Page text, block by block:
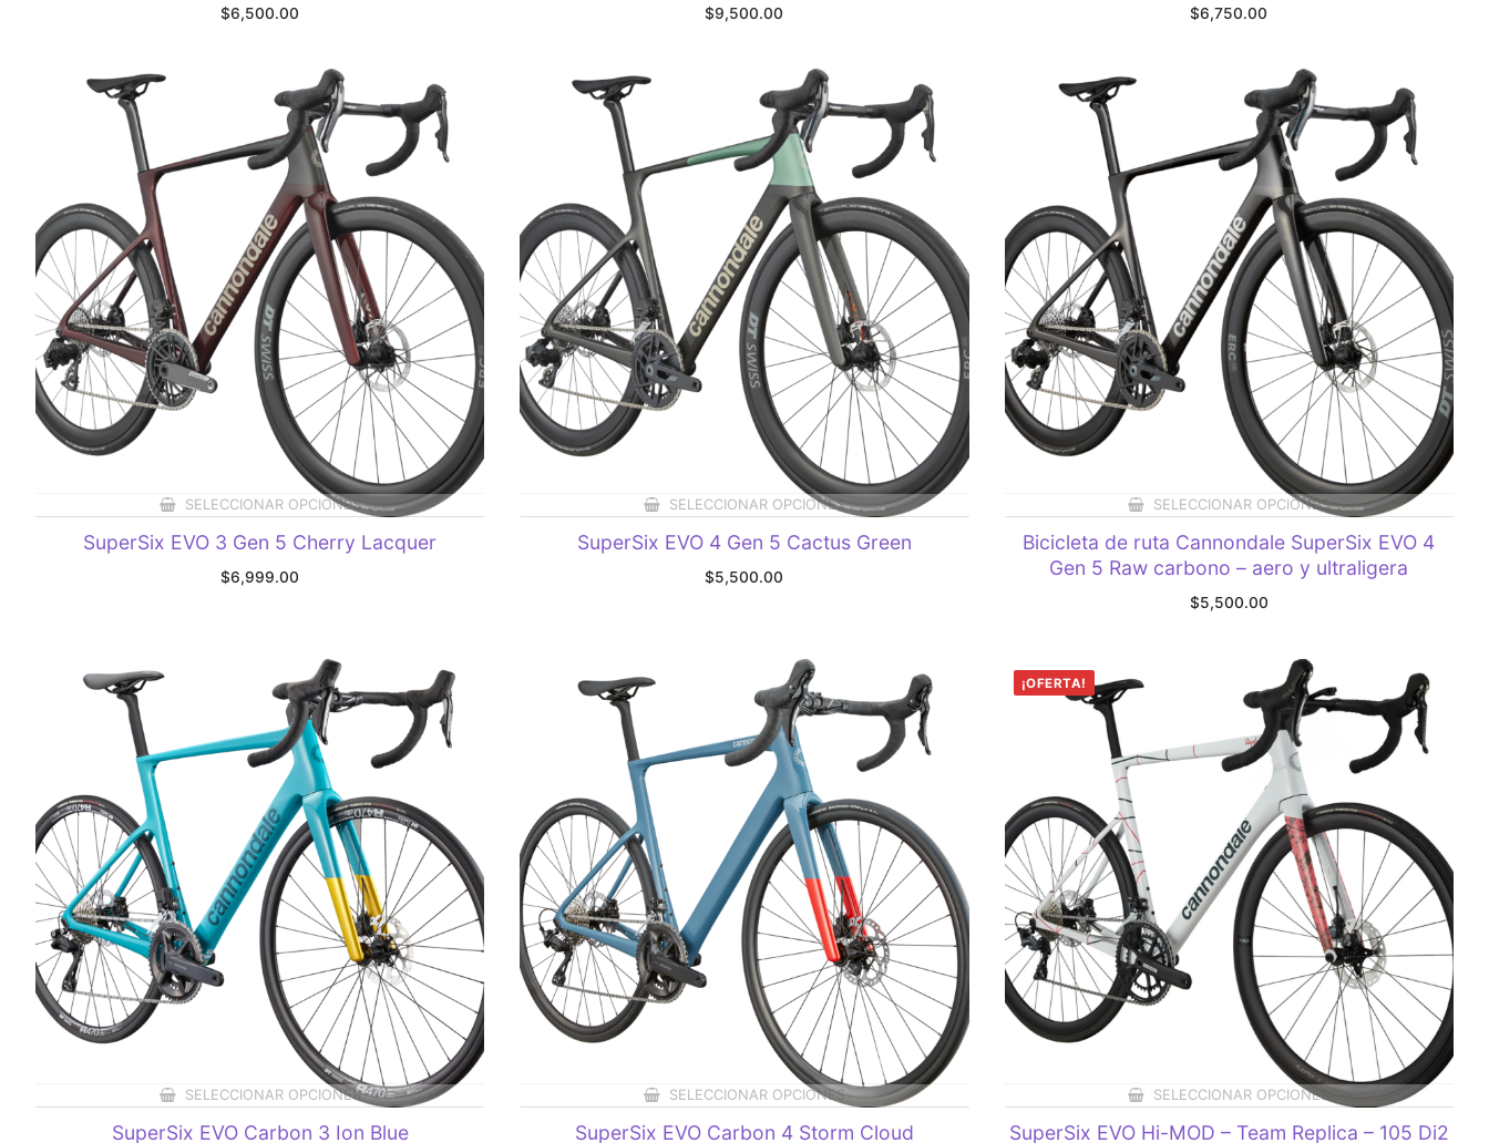
$6,500.00 $9,500.00 $6,750.00
SELECCIONAR OPCIONES
SuperSix EVO 3 Gen 5 Cherry Lacquer
$6,999.00
SELECCIONAR OPCIONES
SuperSix EVO 4 Gen 5 Cactus Green
$5,500.00
SELECCIONAR OPCIONES
Bicicleta de ruta Cannondale SuperSix EVO 4
Gen 5 Raw carbono – aero y ultraligera
$5,500.00
SELECCIONAR OPCIONES
SuperSix EVO Carbon 3 Ion Blue
SELECCIONAR OPCIONES
SuperSix EVO Carbon 4 Storm Cloud
¡OFERTA!
SELECCIONAR OPCIONES
SuperSix EVO Hi-MOD – Team Replica – 105 Di2